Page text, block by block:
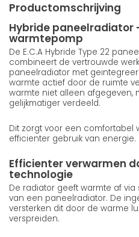
Productomschrijving
Hybride paneelradiator
warmtepomp
De E.C.A Hybride Type 22
combineert de vertrouwde
paneelradiator met
warmte actief door de ruimte
warmte niet alleen afgegeven,
gelijkmatiger verdeeld.
Dit zorgt voor een comfortabel
efficienter gebruik van energie.
Efficienter verwarmen
technologie
De radiator geeft warmte af
van een paneelradiator. De
versterken dit door de warme
verspreiden.